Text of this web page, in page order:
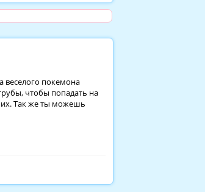
веселого покемона
чтобы попадать на
их. Так же ты можешь